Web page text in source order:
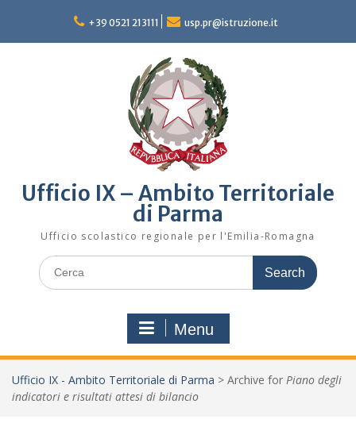
content
+39 0521 213111 usp.pr@istruzione.it
Ufficio IX – Ambito Territoriale
di Parma
Ufficio scolastico regionale per l'Emilia-Romagna
Search
for:
Menu
Ufficio IX - Ambito Territoriale di Parma > Archive for Piano degli
indicatori e risultati attesi di bilancio